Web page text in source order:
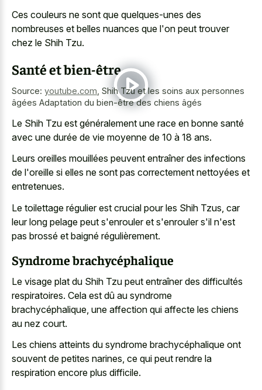
Ces couleurs ne sont que quelques-unes des
nombreuses et belles nuances que l'on peut trouver
chez le Shih Tzu.
Santé et bien-être
Source: youtube.com Shih Tzu et les soins aux personnes
âgées Adaptation du bien-être des chiens âgés
Le Shih Tzu est généralement une race en bonne santé
avec une durée de vie moyenne de 10 à 18 ans.
Leurs oreilles mouillées peuvent entraîner des infections
de l'oreille si elles ne sont pas correctement nettoyées et
entretenues.
Le toilettage régulier est crucial pour les Shih Tzus, car
leur long pelage peut s'enrouler et s'enrouler s'il n'est
pas brossé et baigné régulièrement.
Syndrome brachycéphalique
Le visage plat du Shih Tzu peut entraîner des difficultés
respiratoires. Cela est dû au syndrome
brachycéphalique, une affection qui affecte les chiens
au nez court.
Les chiens atteints du syndrome brachycéphalique ont
souvent de petites narines, ce qui peut rendre la
respiration encore plus difficile.